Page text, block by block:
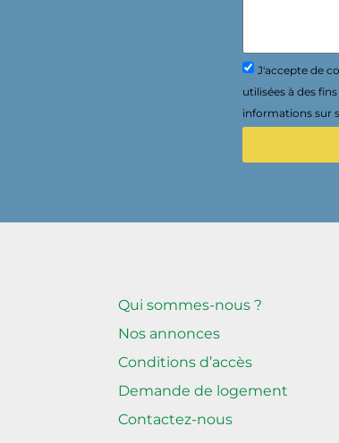
J'accepte de
utilisées à des
informations sur
Qui sommes-nous ?
Nos annonces
Conditions d’accès
Demande de logement
Contactez-nous